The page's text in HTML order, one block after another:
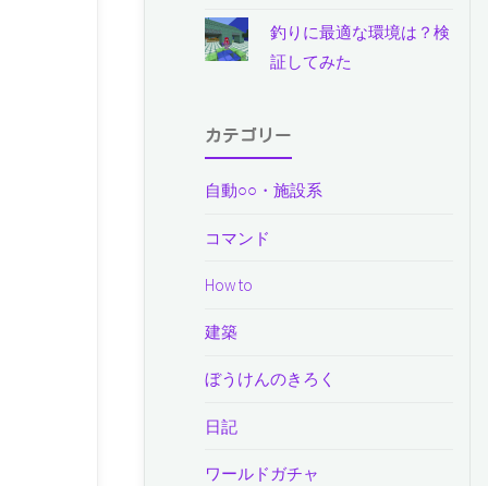
釣りに最適な環境は？検
証してみた
カテゴリー
自動○○・施設系
コマンド
How to
建築
ぼうけんのきろく
日記
ワールドガチャ